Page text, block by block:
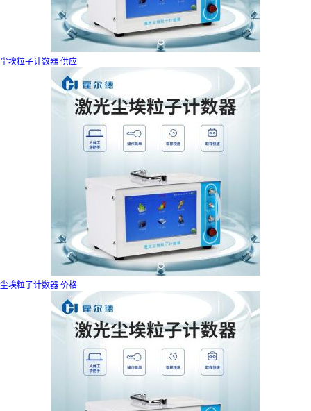
尘埃粒子计数器 供应
尘埃粒子计数器 价格